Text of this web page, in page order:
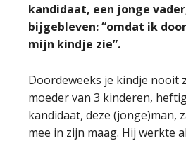
kandidaat, een jonge
bijgebleven: “omdat ik
mijn kindje zie”.
Doordeweeks je kindje nooit
moeder van 3 kinderen,
kandidaat, deze (jonge)man,
mee in zijn maag. Hij werkte